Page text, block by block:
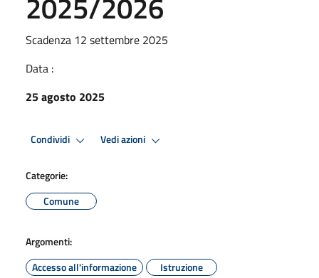
Scadenza 12 settembre 2025
Data :
25 agosto 2025
Condividi Vedi azioni
Categorie:
Comune
Argomenti:
Accesso all'informazione
Istruzione